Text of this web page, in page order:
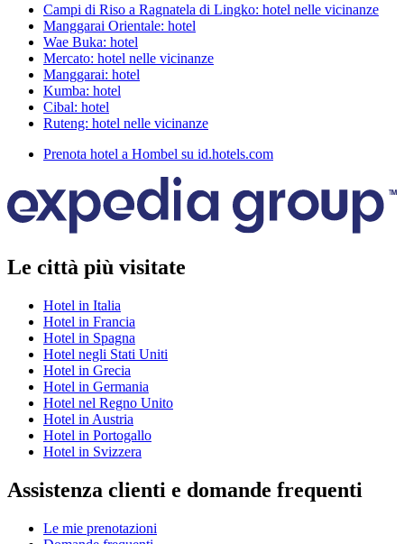
Campi di Riso a Ragnatela di Lingko: hotel nelle vicinanze
Manggarai Orientale: hotel
Wae Buka: hotel
Mercato: hotel nelle vicinanze
Manggarai: hotel
Kumba: hotel
Cibal: hotel
Ruteng: hotel nelle vicinanze
Prenota hotel a Hombel su id.hotels.com
Le città più visitate
Hotel in Italia
Hotel in Francia
Hotel in Spagna
Hotel negli Stati Uniti
Hotel in Grecia
Hotel in Germania
Hotel nel Regno Unito
Hotel in Austria
Hotel in Portogallo
Hotel in Svizzera
Assistenza clienti e domande frequenti
Le mie prenotazioni